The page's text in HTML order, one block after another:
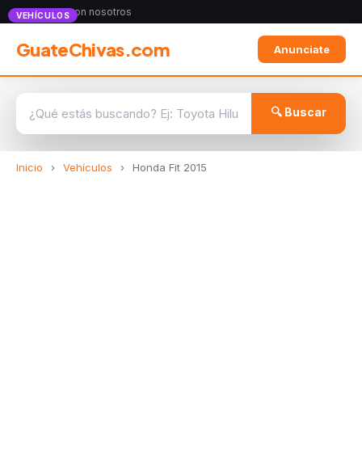
Anunciate con nosotros
GuateChivas.com Anunciate
🔍 Buscar
Inicio › Vehículos › Honda Fit 2015
VEHÍCULOS